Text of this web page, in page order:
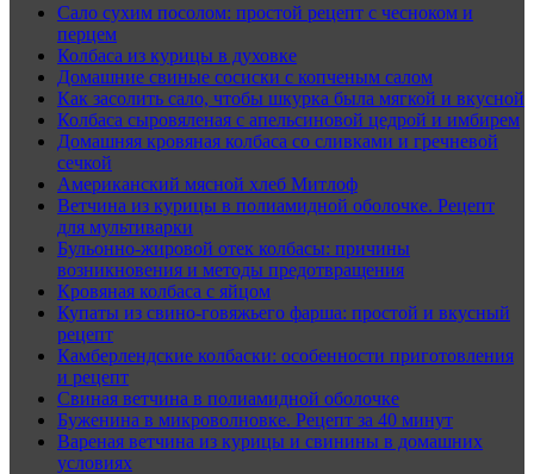
Сало сухим посолом: простой рецепт с чесноком и
перцем
Колбаса из курицы в духовке
Домашние свиные сосиски с копченым салом
Как засолить сало, чтобы шкурка была мягкой и вкусной
Колбаса сыровяленая с апельсиновой цедрой и имбирем
Домашняя кровяная колбаса со сливками и гречневой
сечкой
Американский мясной хлеб Митлоф
Ветчина из курицы в полиамидной оболочке. Рецепт
для мультиварки
Бульонно-жировой отек колбасы: причины
возникновения и методы предотвращения
Кровяная колбаса с яйцом
Купаты из свино-говяжьего фарша: простой и вкусный
рецепт
Камберлендские колбаски: особенности приготовления
и рецепт
Свиная ветчина в полиамидной оболочке
Буженина в микроволновке. Рецепт за 40 минут
Вареная ветчина из курицы и свинины в домашних
условиях